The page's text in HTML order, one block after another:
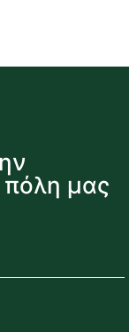
πόλη μας